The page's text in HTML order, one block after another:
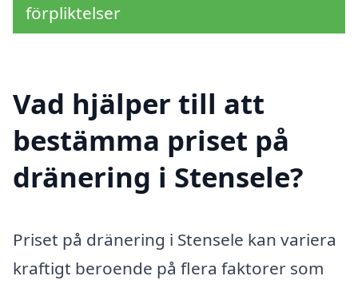
förpliktelser
Vad hjälper till att
bestämma priset på
dränering i Stensele?
Priset på dränering i Stensele kan variera
kraftigt beroende på flera faktorer som